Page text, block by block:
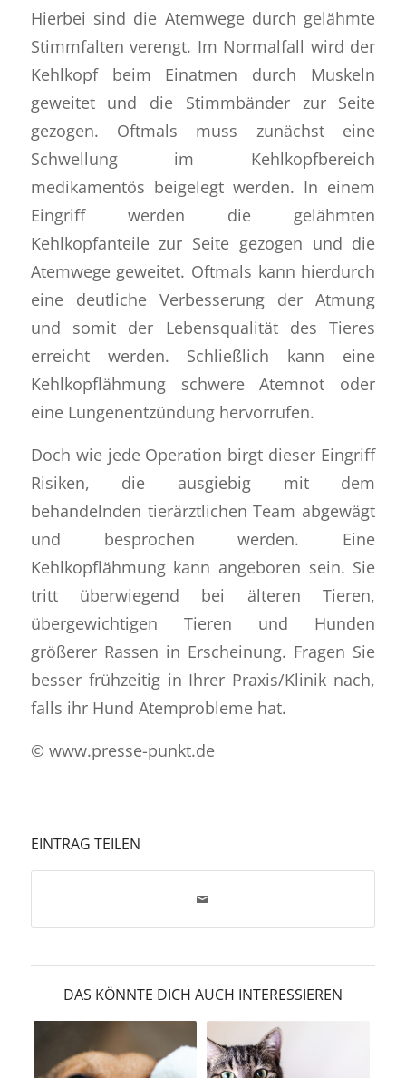
Hierbei sind die Atemwege durch gelähmte
Stimmfalten verengt. Im Normalfall wird der
Kehlkopf beim Einatmen durch Muskeln
geweitet und die Stimmbänder zur Seite
gezogen. Oftmals muss zunächst eine
Schwellung im Kehlkopfbereich
medikamentös beigelegt werden. In einem
Eingriff werden die gelähmten
Kehlkopfanteile zur Seite gezogen und die
Atemwege geweitet. Oftmals kann hierdurch
eine deutliche Verbesserung der Atmung
und somit der Lebensqualität des Tieres
erreicht werden. Schließlich kann eine
Kehlkopflähmung schwere Atemnot oder
eine Lungenentzündung hervorrufen.
Doch wie jede Operation birgt dieser Eingriff
Risiken, die ausgiebig mit dem
behandelnden tierärztlichen Team abgewägt
und besprochen werden. Eine
Kehlkopflähmung kann angeboren sein. Sie
tritt überwiegend bei älteren Tieren,
übergewichtigen Tieren und Hunden
größerer Rassen in Erscheinung. Fragen Sie
besser frühzeitig in Ihrer Praxis/Klinik nach,
falls ihr Hund Atemprobleme hat.
© www.presse-punkt.de
EINTRAG TEILEN
DAS KÖNNTE DICH AUCH INTERESSIEREN